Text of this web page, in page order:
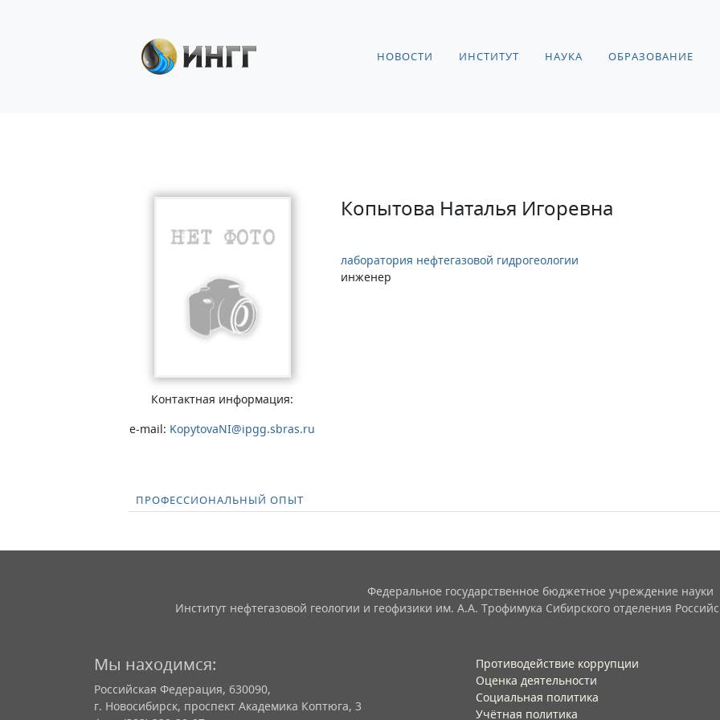
НОВОСТИ ИНСТИТУТ НАУКА ОБРАЗОВАНИЕ
Контактная информация:
e-mail: KopytovaNI@ipgg.sbras.ru
Копытова Наталья Игоревна
лаборатория нефтегазовой гидрогеологии
инженер
ПРОФЕССИОНАЛЬНЫЙ ОПЫТ
Федеральное государственное бюджетное учреждение науки
Институт нефтегазовой геологии и геофизики им. А.А. Трофимука Сибирского отделения
Мы находимся:
Российская Федерация, 630090,
г. Новосибирск, проспект Академика Коптюга, 3
Противодействие коррупции
Оценка деятельности
Социальная политика
Учётная политика​